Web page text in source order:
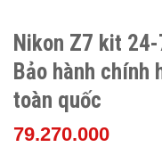
Nikon Z7 kit
Bảo hành chính
toàn quốc
79.270.000